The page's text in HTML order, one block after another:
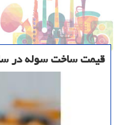
قیمت ساخت سوله در سال